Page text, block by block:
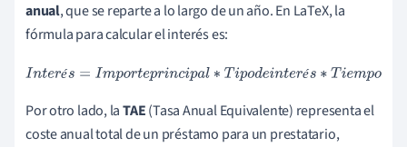
anual, que se reparte a lo largo de un año. En LaTeX, la
fórmula para calcular el interés es:
é é
Inte rés =Importeprincipal∗ T ipodeinterés∗T empo
Por otro lado, laTAE(Tasa Anual Equivalente) representa el
coste anual total de un préstamo para un prestatario,